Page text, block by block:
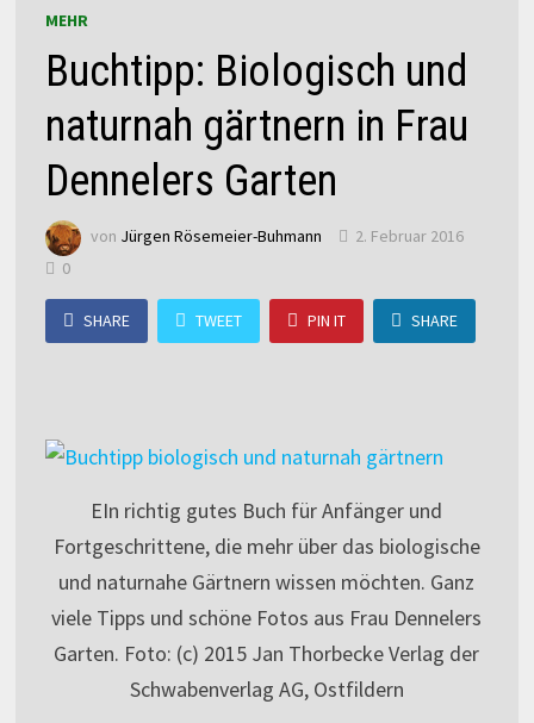
MEHR
Buchtipp: Biologisch und
naturnah gärtnern in Frau
Dennelers Garten
von Jürgen Rösemeier-Buhmann
2. Februar 2016
0
SHARE TWEET PIN IT SHARE
EIn richtig gutes Buch für Anfänger und
Fortgeschrittene, die mehr über das biologische
und naturnahe Gärtnern wissen möchten. Ganz
viele Tipps und schöne Fotos aus Frau Dennelers
Garten. Foto: (c) 2015 Jan Thorbecke Verlag der
Schwabenverlag AG, Ostfildern